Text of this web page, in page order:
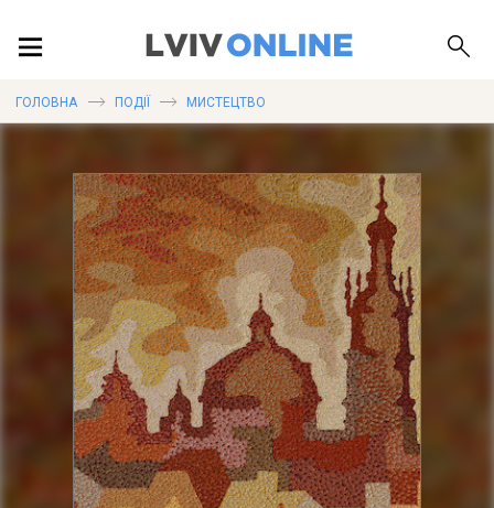
ПУБЛІКАЦІЇ
ДОВІДКА
ГОЛОВНА ПОДІЇ МИСТЕЦТВО